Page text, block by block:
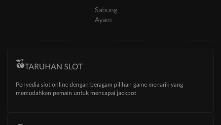
Sabung
Ayam
TARUHAN SLOT
Penyedia slot online dengan beragam pilihan game menarik yang
memudahkan pemain untuk mencapai jackpot